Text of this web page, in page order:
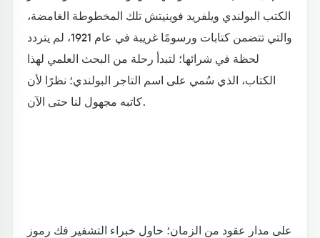
الكتب البولندي ويلفريد فوينيتش تلك المخطوطة الغامضة،
والتي تتضمن كتابات ورسومًا غريبة في عام 1921، لم يتردد
لحظة في شرائها؛ لتبدأ رحلة من البحث العلمي لهذا
الكتاب، الذي سُمي على اسم التاجر البولندي؛ نظرًا لأن
كاتبه مجهول لنا حتى الآن.
على مدار عقود من الزمان؛ حاول خبراء التشفير فك رموز